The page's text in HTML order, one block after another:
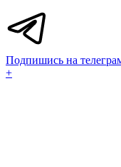
Подпишись на
+